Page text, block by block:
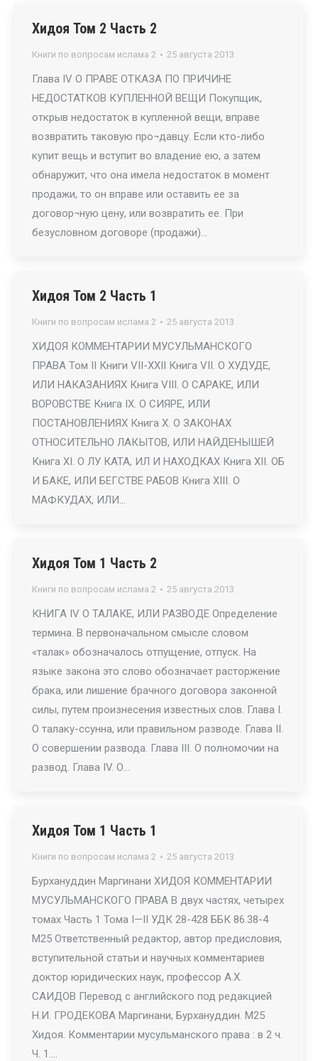
Хидоя Том 2 Часть 2
Книги по вопросам ислама 2 25 августа 2013
Глава IV О ПРАВЕ ОТКАЗА ПО ПРИЧИНЕ
НЕДОСТАТКОВ КУПЛЕННОЙ ВЕЩИ Покупщик,
открыв недостаток в купленной вещи, вправе
возвратить таковую про¬давцу. Если кто-либо
купит вещь и вступит во владение ею, а затем
обнаружит, что она имела недостаток в момент
продажи, то он вправе или оставить ее за
договор¬ную цену, или возвратить ее. При
безусловном договоре (продажи)…
Хидоя Том 2 Часть 1
Книги по вопросам ислама 2 25 августа 2013
ХИДОЯ КОММЕНТАРИИ МУСУЛЬМАНСКОГО
ПРАВА Том II Книги VII-XXII Книга VII. О ХУДУДЕ,
ИЛИ НАКАЗАНИЯХ Книга VIII. О САРАКЕ, ИЛИ
ВОРОВСТВЕ Книга IX. О СИЯРЕ, ИЛИ
ПОСТАНОВЛЕНИЯХ Книга X. О ЗАКОНАХ
ОТНОСИТЕЛЬНО ЛАКЫТОВ, ИЛИ НАЙДЕНЫШЕЙ
Книга XI. О ЛУ КАТА, ИЛ И НАХОДКАХ Книга XII. ОБ
И БАКЕ, ИЛИ БЕГСТВЕ РАБОВ Книга XIII. О
МАФКУДАХ, ИЛИ…
Хидоя Том 1 Часть 2
Книги по вопросам ислама 2 25 августа 2013
КНИГА IV О ТАЛАКЕ, ИЛИ РАЗВОДЕ Определение
термина. В первоначальном смысле словом
«талак» обозначалось отпущение, отпуск. На
языке закона это слово обозначает расторжение
брака, или лишение брачного договора законной
силы, путем произнесения известных слов. Глава I.
О талаку-ссунна, или правильном разводе. Глава II.
О совершении развода. Глава III. О полномочии на
развод. Глава IV. О…
Хидоя Том 1 Часть 1
Книги по вопросам ислама 2 25 августа 2013
Бурхануддин Маргинани ХИДОЯ КОММЕНТАРИИ
МУСУЛЬМАНСКОГО ПРАВА В двух частях, четырех
томах Часть 1 Тома I—II УДК 28-428 ББК 86.38-4
М25 Ответственный редактор, автор предисловия,
вступительной статьи и научных комментариев
доктор юридических наук, профессор А.Х.
САИДОВ Перевод с английского под редакцией
Н.И. ГРОДЕКОВА Маргинани, Бурхануддин. М25
Хидоя. Комментарии мусульманского права : в 2 ч.
Ч. 1.…